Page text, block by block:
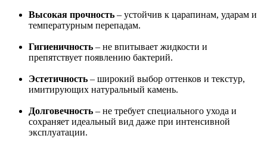
Высокая прочность – устойчив к царапинам, ударам и
температурным перепадам.
Гигиеничность – не впитывает жидкости и
препятствует появлению бактерий.
Эстетичность – широкий выбор оттенков и текстур,
имитирующих натуральный камень.
Долговечность – не требует специального ухода и
сохраняет идеальный вид даже при интенсивной
эксплуатации.